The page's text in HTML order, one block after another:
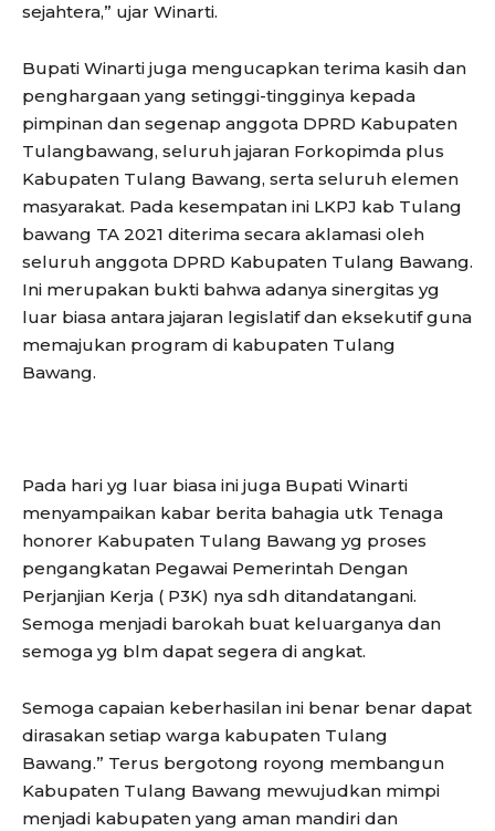
sejahtera,” ujar Winarti.
Bupati Winarti juga mengucapkan terima kasih dan
penghargaan yang setinggi-tingginya kepada
pimpinan dan segenap anggota DPRD Kabupaten
Tulangbawang, seluruh jajaran Forkopimda plus
Kabupaten Tulang Bawang, serta seluruh elemen
masyarakat. Pada kesempatan ini LKPJ kab Tulang
bawang TA 2021 diterima secara aklamasi oleh
seluruh anggota DPRD Kabupaten Tulang Bawang.
Ini merupakan bukti bahwa adanya sinergitas yg
luar biasa antara jajaran legislatif dan eksekutif guna
memajukan program di kabupaten Tulang
Bawang.
Pada hari yg luar biasa ini juga Bupati Winarti
menyampaikan kabar berita bahagia utk Tenaga
honorer Kabupaten Tulang Bawang yg proses
pengangkatan Pegawai Pemerintah Dengan
Perjanjian Kerja ( P3K) nya sdh ditandatangani.
Semoga menjadi barokah buat keluarganya dan
semoga yg blm dapat segera di angkat.
Semoga capaian keberhasilan ini benar benar dapat
dirasakan setiap warga kabupaten Tulang
Bawang.” Terus bergotong royong membangun
Kabupaten Tulang Bawang mewujudkan mimpi
menjadi kabupaten yang aman mandiri dan